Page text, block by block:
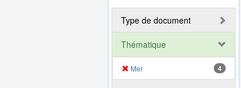
Type de document
Thématique
Mer 4